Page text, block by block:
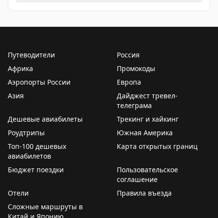
FlightMode
Около половины всех новых поставок будут связаны
авиакомпаниям снизить расходы на топливо и
сократить выбросы.
FlightMode
Путеводители
Россия
Африка
Промокоды
Аэропорты России
Европа
Азия
Дайджест тревел-
телеграма
Дешевые авиабилеты
Трекинг и хайкинг
Роудтрипы
Южная Америка
Топ-100 дешевых
авиабилетов
Карта открытых границ
Бюджет поездки
Пользовательское
соглашение
Отели
Правила въезда
Сложные маршруты в